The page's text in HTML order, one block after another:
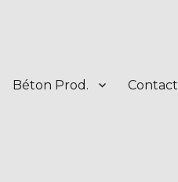
Béton Prod. Contact